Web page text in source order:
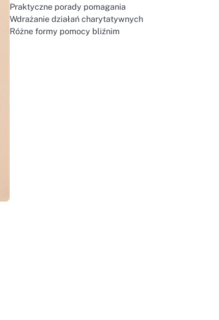
Praktyczne porady pomagania
Wdrażanie działań charytatywnych
Różne formy pomocy bliźnim